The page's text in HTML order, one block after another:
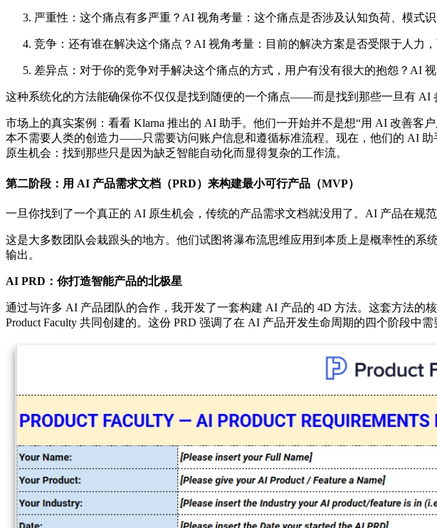
严重性：这个痛点有多严重？AI 视角考量：这个痛点是否涉及认知负荷、模式
竞争：还有谁在解决这个痛点？AI 视角考量：目前的解决方案是否受限于人力
差异点：对于你的竞争对手解决这个痛点的方式，用户有没有很大的抱怨？AI
这种系统化的方法能确保你不仅仅是找到随便的一个痛点——而是找到那些一旦有 AI
市场上的真实案例：看看 Klarna 推出的 AI 助手。他们一开始并不是想“用 AI 改善客
本不需要人类的创造力——只需要访问账户信息和遵循标准流程。现在，他们的 AI
原生机会：找到那些只是因为缺乏智能自动化而显得复杂的工作流。
第二阶段：用 AI 产品需求文档（PRD）来构建最小可行产品（MVP）
一旦你找到了一个真正的 AI 原生机会，传统的产品需求文档就没用了。AI 产品在规
这是大多数团队会栽跟头的地方。他们试图将瀑布流思维应用到本质上是概率性的
输出。
AI PRD：你打造智能产品的北极星
通过与许多 AI 产品团队的合作，我开发了一套构建 AI 产品的 4D 方法。这套方法
Product Faculty 共同创建的。这份 PRD 强调了在 AI 产品开发生命周期的四个阶段中需